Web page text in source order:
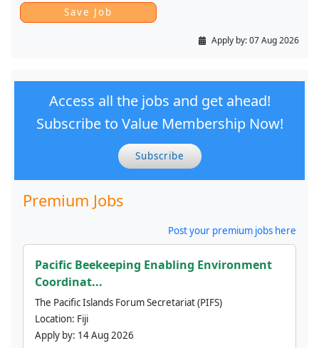
Apply by:07 Aug 2026
Access all the jobs and get ahead!
Subscribe to Value Membership Now!
Subscribe
Premium Jobs
Post your premium jobs here
Pacific Beekeeping Enabling Environment
Coordinat...
The Pacific Islands Forum Secretariat (PIFS)
Location: Fiji
Apply by: 14 Aug 2026